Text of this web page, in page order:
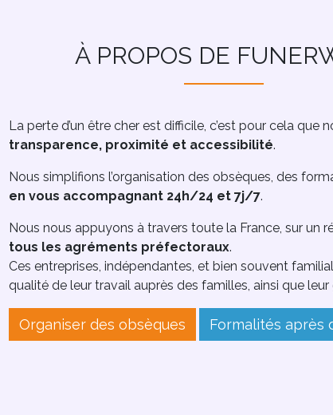
À PROPOS DE
La perte d’un être cher est difficile, c’est pour cela
transparence, proximité et accessibilité.
Nous simplifions l’organisation des obsèques, des
en vous accompagnant 24h/24 et 7j/7.
Nous nous appuyons à travers toute la France, sur un
tous les agréments préfectoraux.
Ces entreprises, indépendantes, et bien souvent
qualité de leur travail auprès des familles, ainsi que
Organiser des obsèques Formalités après